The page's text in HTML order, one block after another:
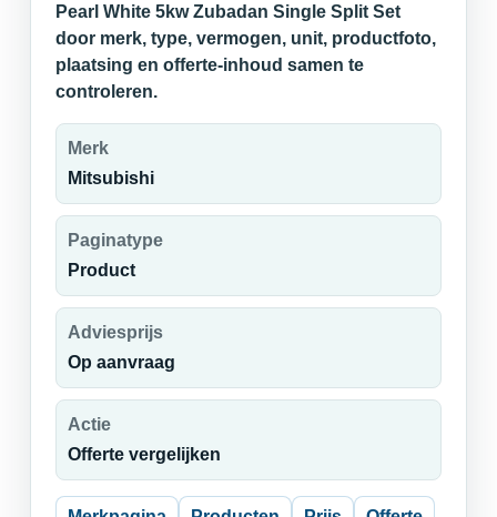
Pearl White 5kw Zubadan Single Split Set
door merk, type, vermogen, unit, productfoto,
plaatsing en offerte-inhoud samen te
controleren.
Merk
Mitsubishi
Paginatype
Product
Adviesprijs
Op aanvraag
Actie
Offerte vergelijken